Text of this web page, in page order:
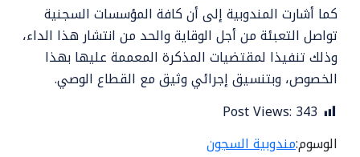
كما أشارت المندوبية إلى أن كافة المؤسسات السجنية
تواصل التعبئة من أجل الوقاية والحد من انتشار هذا الداء،
وذلك تنفيذا لمقتضيات المذكرة المعممة عليها بهذا
الخصوص، وبتنسيق إجرائي وثيق مع القطاع الوصي.
Post Views: 343
الوسوم:مندوبية السجون